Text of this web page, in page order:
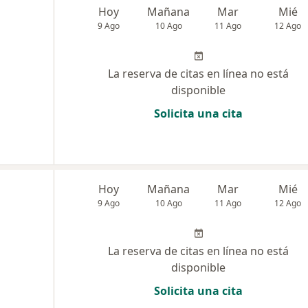
Hoy
9 Ago
Mañana
10 Ago
Mar
11 Ago
Mié
12 Ago
La reserva de citas en línea no está
disponible
Solicita una cita
Hoy
9 Ago
Mañana
10 Ago
Mar
11 Ago
Mié
12 Ago
La reserva de citas en línea no está
disponible
Solicita una cita